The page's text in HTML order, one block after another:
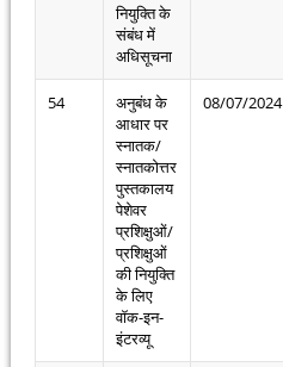
नियुक्ति के
संबंध में
अधिसूचना
54
अनुबंध के
आधार पर
स्नातक/
स्नातकोत्तर
पुस्तकालय
पेशेवर
प्रशिक्षुओं/
प्रशिक्षुओं
की नियुक्ति
के लिए
वॉक-इन-
इंटरव्यू
08/07/2024